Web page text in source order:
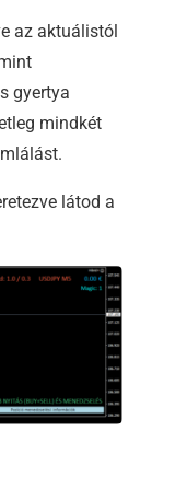
az aktuálistól
gyertya
mindkét
látod a